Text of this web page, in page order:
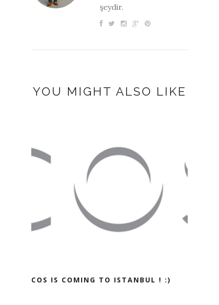
şeydir.
YOU MIGHT ALSO LIKE
COS IS COMING TO ISTANBUL ! :)